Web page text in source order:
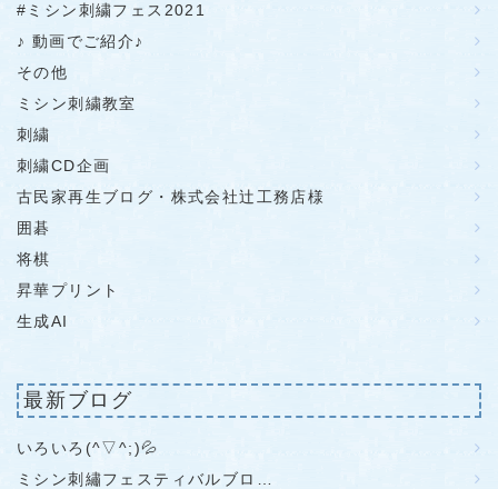
#ミシン刺繍フェス2021
♪ 動画でご紹介♪
その他
ミシン刺繍教室
刺繍
刺繍CD企画
古民家再生ブログ・株式会社辻工務店様
囲碁
将棋
昇華プリント
生成AI
最新ブログ
いろいろ(^▽^;)💦
ミシン刺繡フェスティバルブロ…